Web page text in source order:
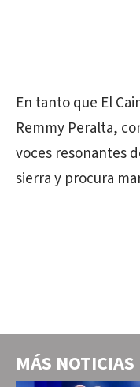
En tanto que El
Remmy Peralta,
voces resonantes
sierra y procura
MÁS NOTICIAS